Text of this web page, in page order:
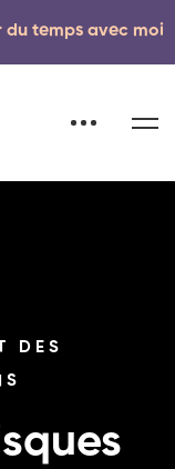
du temps avec moi
DES